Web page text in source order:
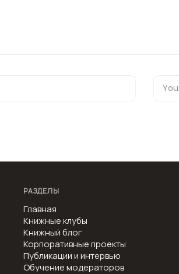
РАЗДЕЛЫ
Главная
Книжные клубы
Книжный блог
Корпоративные проекты
Публикации и интервью
Обучение модераторов